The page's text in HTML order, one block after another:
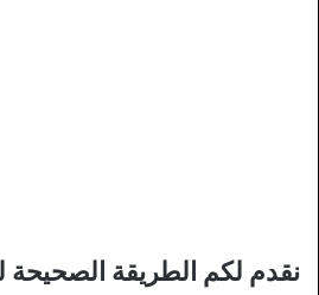
نقدم لكم الطريقة